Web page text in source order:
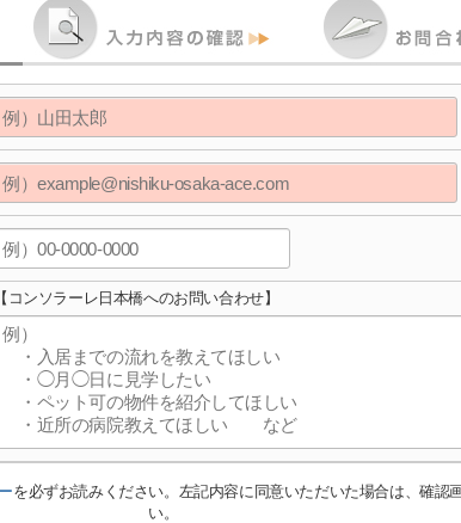
【コンソラーレ日本橋へのお問い合わせ】
を必ずお読みください。左記内容に同意いただいた場合は、確認
い。